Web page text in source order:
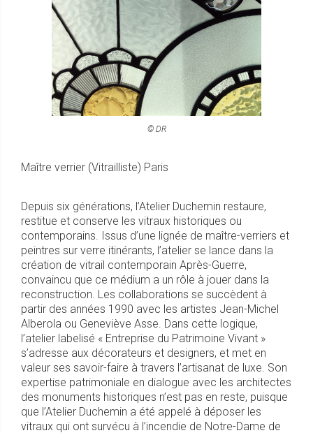
© DR
Maître verrier (Vitrailliste) Paris
Depuis six générations, l’Atelier Duchemin restaure,
restitue et conserve les vitraux historiques ou
contemporains. Issus d’une lignée de maître-verriers et
peintres sur verre itinérants, l’atelier se lance dans la
création de vitrail contemporain Après-Guerre,
convaincu que ce médium a un rôle à jouer dans la
reconstruction. Les collaborations se succèdent à
partir des années 1990 avec les artistes Jean-Michel
Alberola ou Geneviève Asse. Dans cette logique,
l’atelier labelisé « Entreprise du Patrimoine Vivant »
s’adresse aux décorateurs et designers, et met en
valeur ses savoir-faire à travers l’artisanat de luxe. Son
expertise patrimoniale en dialogue avec les architectes
des monuments historiques n’est pas en reste, puisque
que l’Atelier Duchemin a été appelé à déposer les
vitraux qui ont survécu à l’incendie de Notre-Dame de